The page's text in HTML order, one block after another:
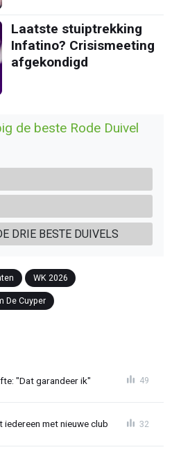
Laatste stuiptrekking
Infatino? Crisismeeting
afgekondigd
de beste Rode Duivel
DRIE BESTE DUIVELS
WK 2026
De Cuyper
"Dat garandeer ik" 49
met nieuwe club 32